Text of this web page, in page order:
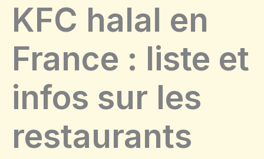
KFC halal en
France : liste et
infos sur les
restaurants